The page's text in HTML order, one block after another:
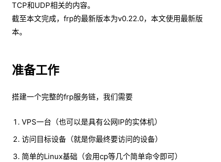
TCP和UDP相关的内容。
截至本文完成，frp的最新版本为v0.22.0，本文使用最新版
本。
准备工作
搭建一个完整的frp服务链，我们需要
VPS一台（也可以是具有公网IP的实体机）
访问目标设备（就是你最终要访问的设备）
简单的Linux基础（会用cp等几个简单命令即可）